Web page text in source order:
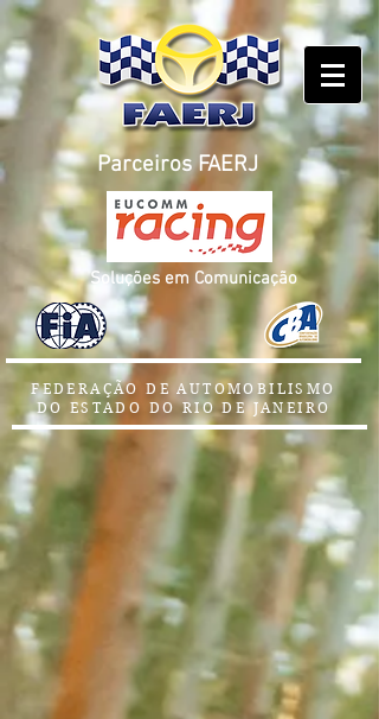
Parceiros FAERJ
Soluções em Comunicação
FEDERAÇÃO DE AUTOMOBILISMO
DO ESTADO DO RIO DE JANEIRO